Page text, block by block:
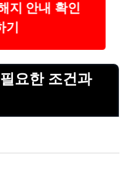
지 안내 확인
기
요한 조건과